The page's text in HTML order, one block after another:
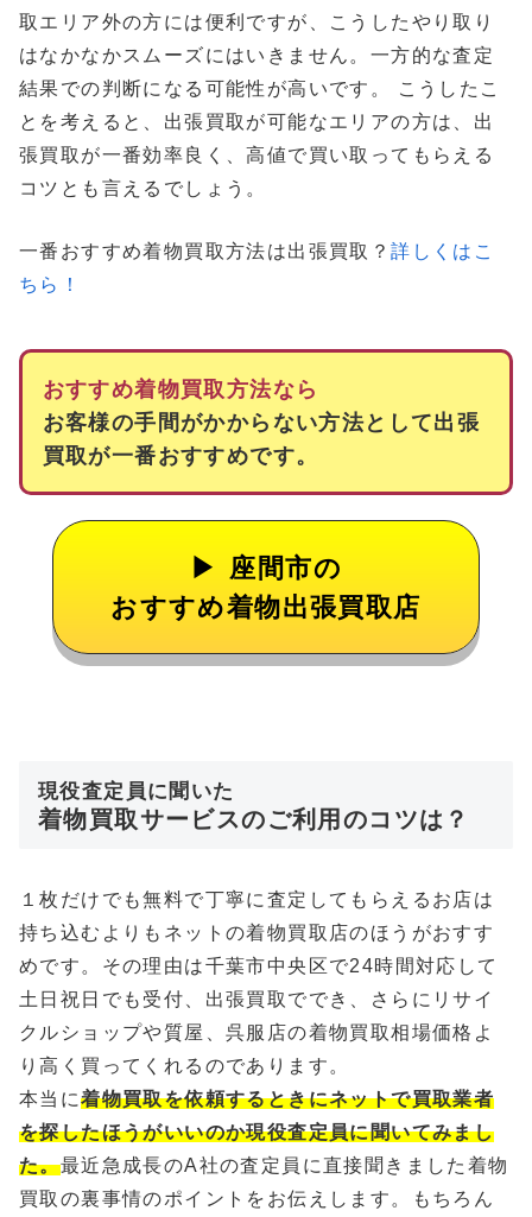
取エリア外の方には便利ですが、こうしたやり取り
はなかなかスムーズにはいきません。一方的な査定
結果での判断になる可能性が高いです。 こうしたこ
とを考えると、出張買取が可能なエリアの方は、出
張買取が一番効率良く、高値で買い取ってもらえる
コツとも言えるでしょう。
一番おすすめ着物買取方法は出張買取？詳しくはこ
ちら！
おすすめ着物買取方法なら
お客様の手間がかからない方法として出張
買取が一番おすすめです。
座間市の
おすすめ着物出張買取店
現役査定員に聞いた
着物買取サービスのご利用のコツは？
１枚だけでも無料で丁寧に査定してもらえるお店は
持ち込むよりもネットの着物買取店のほうがおすす
めです。その理由は千葉市中央区で24時間対応して
土日祝日でも受付、出張買取ででき、さらにリサイ
クルショップや質屋、呉服店の着物買取相場価格よ
り高く買ってくれるのであります。
本当に着物買取を依頼するときにネットで買取業者
を探したほうがいいのか現役査定員に聞いてみまし
た。最近急成長のA社の査定員に直接聞きました着物
買取の裏事情のポイントをお伝えします。もちろん